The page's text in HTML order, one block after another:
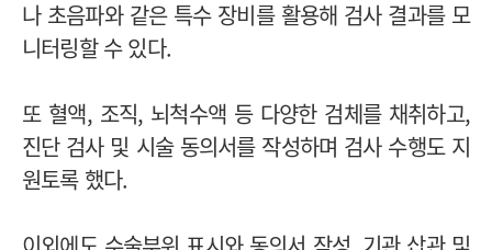
나 초음파와 같은 특수 장비를 활용해 검사 결과를 모
니터링할 수 있다.
또 혈액, 조직, 뇌척수액 등 다양한 검체를 채취하고,
진단 검사 및 시술 동의서를 작성하며 검사 수행도 지
원토록 했다.